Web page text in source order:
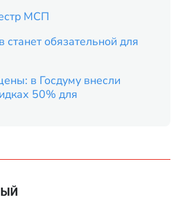
МСП
станет обязательной для
в Госдуму внесли
50% для